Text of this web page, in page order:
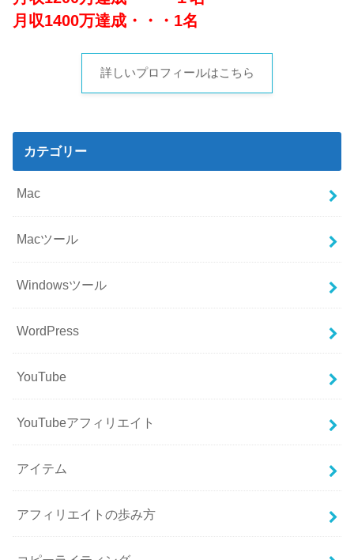
月収1400万達成・・・1名
詳しいプロフィールはこちら
カテゴリー
Mac
Macツール
Windowsツール
WordPress
YouTube
YouTubeアフィリエイト
アイテム
アフィリエイトの歩み方